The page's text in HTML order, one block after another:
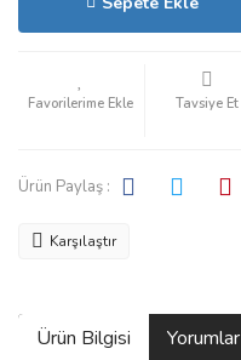
Tavsiye Et
Ürün Paylaş :
Karşılaştır
Ürün Bilgisi Yorumlar